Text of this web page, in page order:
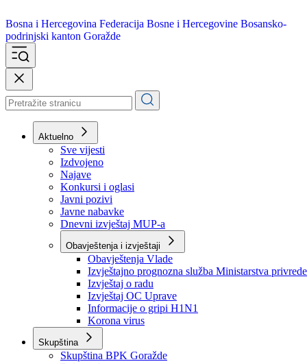
Bosna i Hercegovina
podrinjski kanton Goražde
Aktuelno
Sve vijesti
Izdvojeno
Najave
Konkursi i oglasi
Javni pozivi
Javne nabavke
Dnevni izvještaj MUP-a
Obavještenja i izvještaji
Obavještenja Vlade
Izvještajno prognozna služba Ministarstva privrede
Izvještaj o radu
Izvještaj OC Uprave
Informacije o gripi H1N1
Korona virus